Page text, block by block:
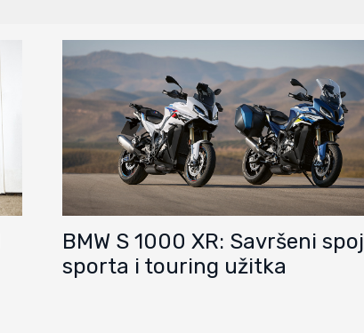
BMW S 1000 XR: Savršeni spoj
sporta i touring užitka